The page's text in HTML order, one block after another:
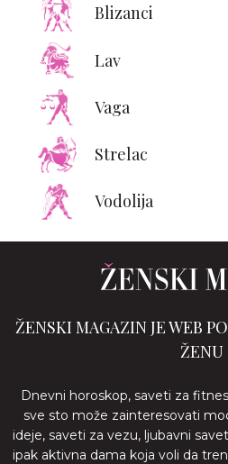
Blizanci
Lav
Vaga
Strelac
Vodolija
ŽENSKI MAGAZIN JE WEB
ŽENU
Dnevni horoskop, saveti za
sve sto može zainteresovati
ideje, saveti za vezu, ljubavni
ipak aktivna dama koja voli da